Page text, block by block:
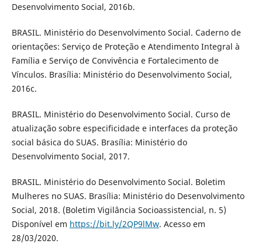
Desenvolvimento Social, 2016b.
BRASIL. Ministério do Desenvolvimento Social. Caderno de
orientações: Serviço de Proteção e Atendimento Integral à
Família e Serviço de Convivência e Fortalecimento de
Vínculos. Brasília: Ministério do Desenvolvimento Social,
2016c.
BRASIL. Ministério do Desenvolvimento Social. Curso de
atualização sobre especificidade e interfaces da proteção
social básica do SUAS. Brasília: Ministério do
Desenvolvimento Social, 2017.
BRASIL. Ministério do Desenvolvimento Social. Boletim
Mulheres no SUAS. Brasília: Ministério do Desenvolvimento
Social, 2018. (Boletim Vigilância Socioassistencial, n. 5)
Disponível em https://bit.ly/2QP9lMw. Acesso em
28/03/2020.